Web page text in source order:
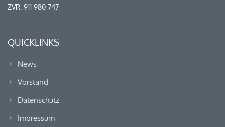
ZVR: 911 980 747
QUICKLINKS
News
Vorstand
Datenschutz
Impressum